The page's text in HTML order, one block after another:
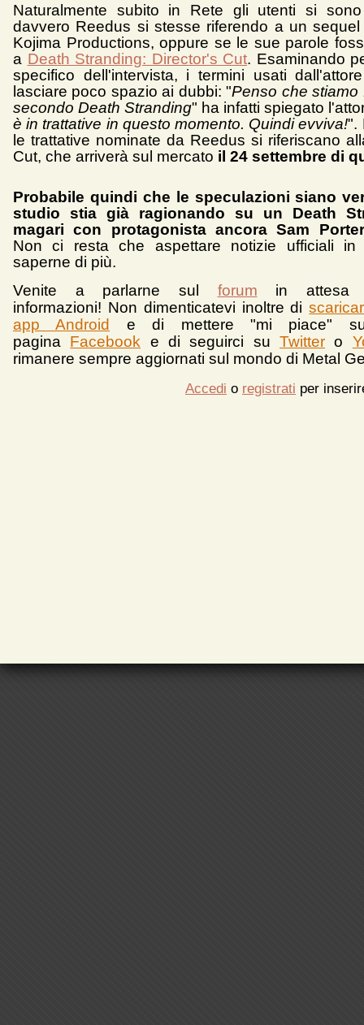
Naturalmente subito in Rete gli utenti si
davvero Reedus si stesse riferendo a un
Kojima Productions, oppure se le sue parole
a Death Stranding: Director's Cut. Esaminando
specifico dell'intervista, i termini usati
lasciare poco spazio ai dubbi: "Penso che stiamo
secondo Death Stranding" ha infatti spiegato
è in trattative in questo momento. Quindi evviva!".
le trattative nominate da Reedus si riferiscano
Cut, che arriverà sul mercato il 24 settembre di
Probabile quindi che le speculazioni siano
studio stia già ragionando su un Death
magari con protagonista ancora Sam
Non ci resta che aspettare notizie ufficiali in
saperne di più.
Venite a parlarne sul forum in attesa
informazioni! Non dimenticatevi inoltre di
app Android e di mettere "mi piace"
pagina Facebook e di seguirci suTwitter o
rimanere sempre aggiornati sul mondo di Metal
Accedi o registrati per